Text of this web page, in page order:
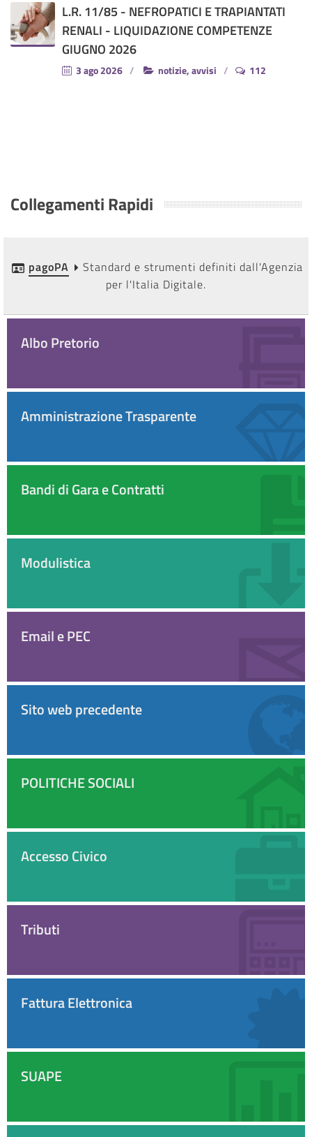
L.R. 11/85 - NEFROPATICI E TRAPIANTATI
RENALI - LIQUIDAZIONE COMPETENZE
GIUGNO 2026
3 ago 2026 notizie, avvisi 112
Collegamenti Rapidi
pagoPA
Standard e strumenti definiti dall'Agenzia
per l'Italia Digitale.
Albo Pretorio
Amministrazione Trasparente
Bandi di Gara e Contratti
Modulistica
Email e PEC
Sito web precedente
POLITICHE SOCIALI
Accesso Civico
Tributi
Fattura Elettronica
SUAPE